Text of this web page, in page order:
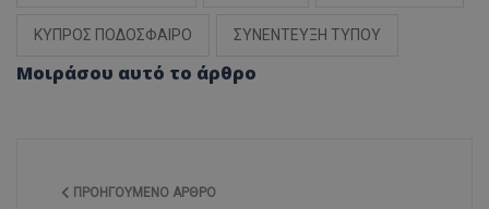
ΚΥΠΡΟΣ ΠΟΔΟΣΦΑΙΡΟ ΣΥΝΕΝΤΕΥΞΗ ΤΥΠΟΥ
Μοιράσου αυτό το άρθρο
ΠΡΟΗΓΟΎΜΕΝΟ ΆΡΘΡΟ